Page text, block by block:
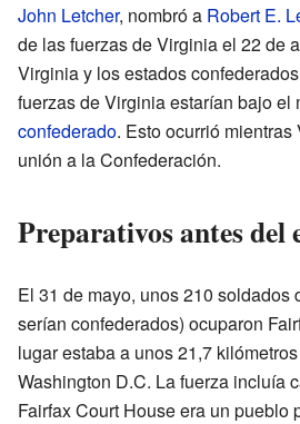
John Letcher, nombró a Robert E.
de las fuerzas de Virginia el 22 de
Virginia y los estados
fuerzas de Virginia estarían bajo el
confederado. Esto ocurrió
unión a la Confederación.
Preparativos antes
El 31 de mayo, unos 210 soldados
serían confederados) ocuparon
lugar estaba a unos 21,7
Washington D.C. La fuerza incluía
Fairfax Court House era un pueblo